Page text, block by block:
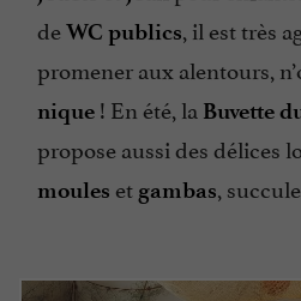
deWC publics, il est très
promener aux alentours,
nique ! En été, la Buvette
propose aussi des délices
moules et gambas,